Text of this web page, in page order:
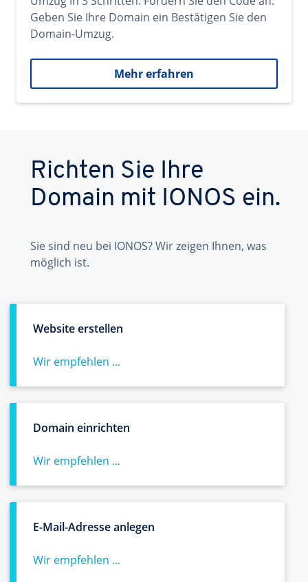
Geben Sie Ihre Domain ein Bestätigen Sie den
Domain-Umzug.
Mehr erfahren
Richten Sie Ihre
Domain mit IONOS ein.
Sie sind neu bei IONOS? Wir zeigen Ihnen, was
möglich ist.
Website erstellen
Wir empfehlen ...
Domain einrichten
Wir empfehlen ...
E-Mail-Adresse anlegen
Wir empfehlen ...